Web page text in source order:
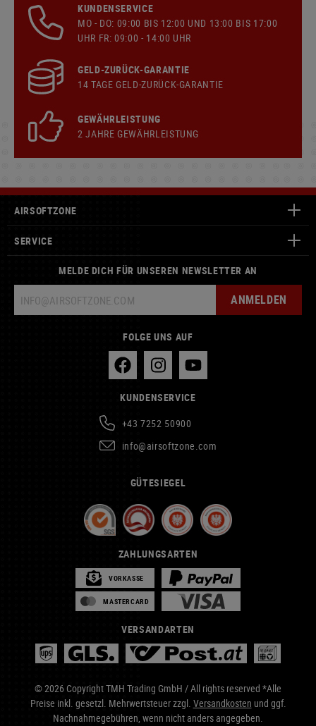
KUNDENSERVICE
MO - DO: 09:00 BIS 12:00 UND 13:00 BIS 17:00
UHR FR: 09:00 - 14:00 UHR
GELD-ZURÜCK-GARANTIE
14 TAGE GELD-ZURÜCK-GARANTIE
GEWÄHRLEISTUNG
2 JAHRE GEWÄHRLEISTUNG
AIRSOFTZONE
SERVICE
MELDE DICH FÜR UNSEREN NEWSLETTER AN
ANMELDEN
FOLGE UNS AUF
KUNDENSERVICE
+43 7252 50900
info@airsoftzone.com
GÜTESIEGEL
ZAHLUNGSARTEN
VORKASSE
MASTERCARD
VERSANDARTEN
© 2026 Copyright TMH Trading GmbH / All rights reserved *Alle
Preise inkl. gesetzl. Mehrwertsteuer zzgl. Versandkosten und ggf.
Nachnahmegebühren, wenn nicht anders angegeben.